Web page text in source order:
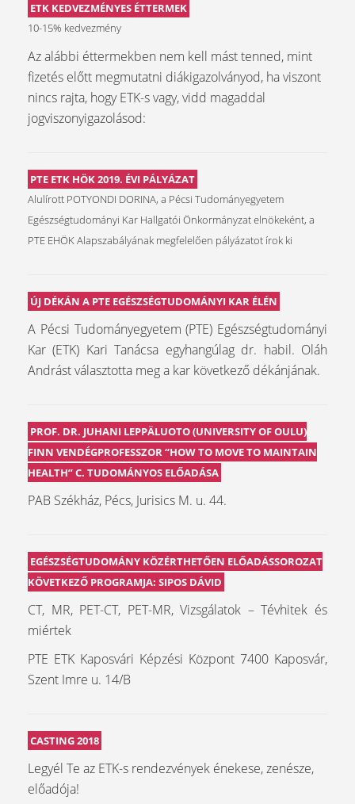
ETK KEDVEZMÉNYES ÉTTERMEK
10-15% kedvezmény
Az alábbi éttermekben nem kell mást tenned, mint
fizetés előtt megmutatni diákigazolványod, ha viszont
nincs rajta, hogy ETK-s vagy, vidd magaddal
jogviszonyigazolásod:
PTE ETK HÖK 2019. ÉVI PÁLYÁZAT
Alulírott POTYONDI DORINA, a Pécsi Tudományegyetem
Egészségtudományi Kar Hallgatói Önkormányzat elnökeként, a
PTE EHÖK Alapszabályának megfelelően pályázatot írok ki
ÚJ DÉKÁN A PTE EGÉSZSÉGTUDOMÁNYI KAR ÉLÉN
A Pécsi Tudományegyetem (PTE) Egészségtudományi
Kar (ETK) Kari Tanácsa egyhangúlag dr. habil. Oláh
Andrást választotta meg a kar következő dékánjának.
PROF. DR. JUHANI LEPPÄLUOTO (UNIVERSITY OF OULU)
FINN VENDÉGPROFESSZOR “HOW TO MOVE TO MAINTAIN
HEALTH” C. TUDOMÁNYOS ELŐADÁSA
PAB Székház, Pécs, Jurisics M. u. 44.
EGÉSZSÉGTUDOMÁNY KÖZÉRTHETŐEN ELŐADÁSSOROZAT
KÖVETKEZŐ PROGRAMJA: SIPOS DÁVID
CT, MR, PET-CT, PET-MR, Vizsgálatok – Tévhitek és
miértek
PTE ETK Kaposvári Képzési Központ 7400 Kaposvár,
Szent Imre u. 14/B
CASTING 2018
Legyél Te az ETK-s rendezvények énekese, zenésze,
előadója!